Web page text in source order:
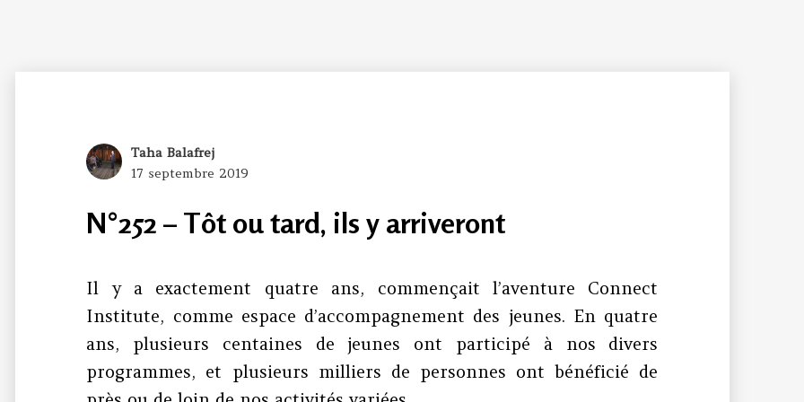
Author
Taha Balafrej
Posted
17 septembre 2019
N°252 – Tôt ou tard, ils y arriveront
Il y a exactement quatre ans, commençait l’aventure Connect
Institute, comme espace d’accompagnement des jeunes. En quatre
ans, plusieurs centaines de jeunes ont participé à nos divers
programmes, et plusieurs milliers de personnes ont bénéficié de